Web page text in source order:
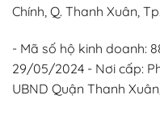
Chính, Q. Thanh Xuân,
- Mã số hộ kinh doanh:
29/05/2024 - Nơi cấp:
UBND Quận Thanh